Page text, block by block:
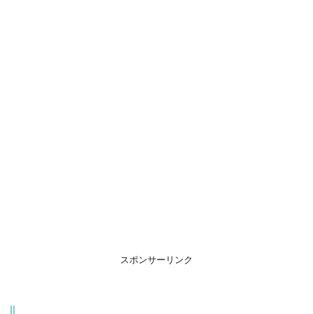
スポンサーリンク